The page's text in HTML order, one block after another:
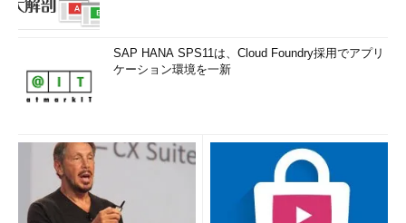
SAP HANA SPS11は、Cloud Foundry採用でアプリ
ケーション環境を一新